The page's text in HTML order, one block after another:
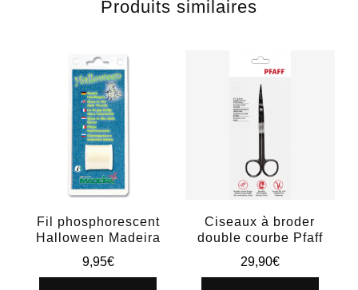
Produits similaires
Fil phosphorescent
Halloween Madeira
9,95€
Ciseaux à broder
double courbe Pfaff
29,90€